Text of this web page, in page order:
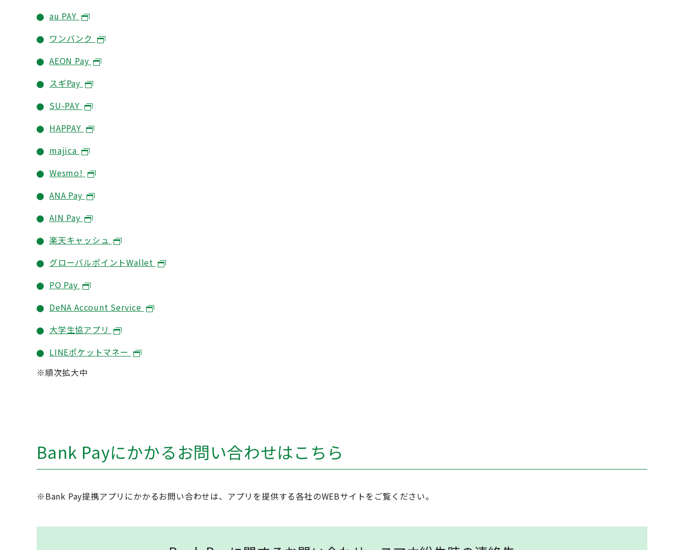
au PAY
ワンバンク
AEON Pay
スギPay
SU-PAY
HAPPAY
majica
Wesmo!
ANA Pay
AIN Pay
楽天キャッシュ
グローバルポイントWallet
PO Pay
DeNA Account Service
大学生協アプリ
LINEポケットマネー
※順次拡大中
Bank Payにかかるお問い合わせはこちら
※Bank Pay提携アプリにかかるお問い合わせは、アプリを提供する各社のWEBサイトをご覧ください。